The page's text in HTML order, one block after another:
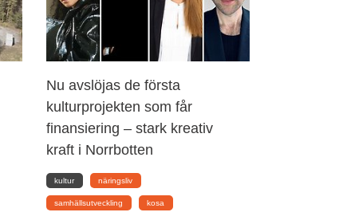
Nu avslöjas de första
kulturprojekten som får
finansiering – stark kreativ
kraft i Norrbotten
kultur näringsliv
samhällsutveckling kosa